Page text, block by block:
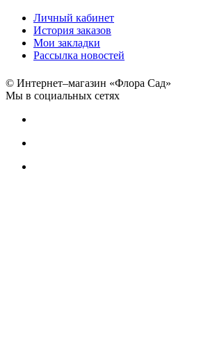
Личный кабинет
История заказов
Мои закладки
Рассылка новостей
© Интернет–магазин «Флора Сад»
Мы в социальных сетях